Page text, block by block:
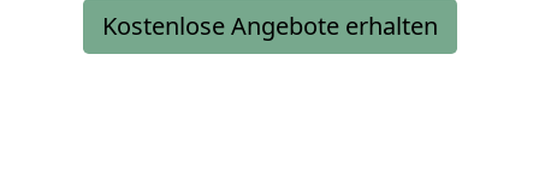
Kostenlose Angebote erhalten